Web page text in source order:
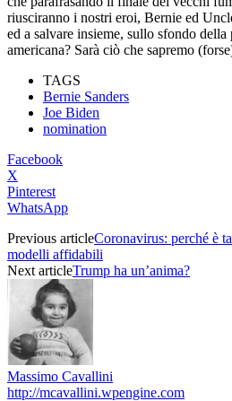
riusciranno i nostri eroi, Bernie ed
ed a salvare insieme, sullo sfondo della
americana? Sarà ciò che sapremo
TAGS
Bernie Sanders
Joe Biden
nomination
Facebook
X
Pinterest
WhatsApp
Previous articleCoronavirus: perché è
modelli affidabili
Next articleTrump ha un’anima?
Massimo Cavallini
http://mcavallini.wpengine.com